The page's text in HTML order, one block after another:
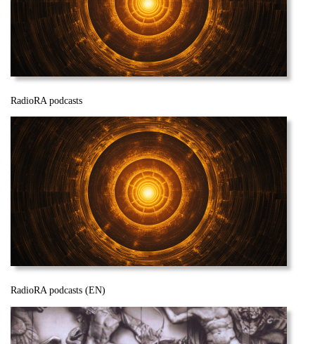
RadioRA podcasts
RadioRA podcasts (EN)